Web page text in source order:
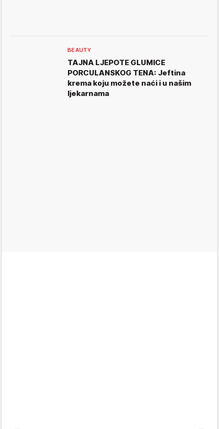
BEAUTY
TAJNA LJEPOTE GLUMICE
PORCULANSKOG TENA: Jeftina
krema koju možete naći i u našim
ljekarnama